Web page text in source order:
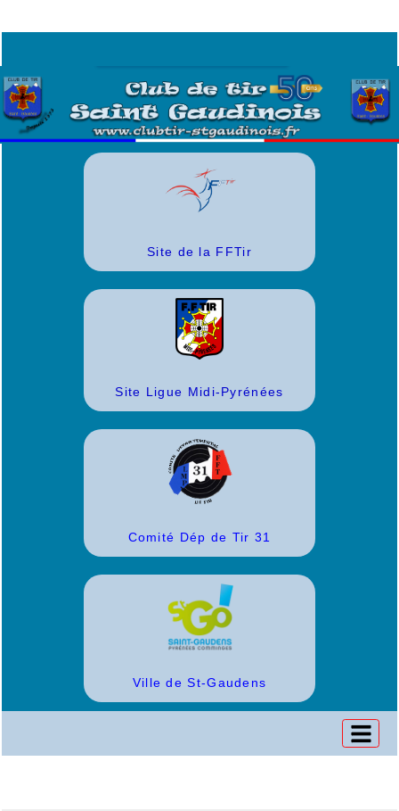
Site de la FFTir
Site Ligue Midi-Pyrénées
Comité Dép de Tir 31
Ville de St-Gaudens